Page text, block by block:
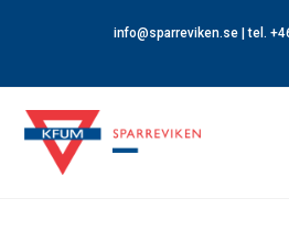
info@sparreviken.se | tel.